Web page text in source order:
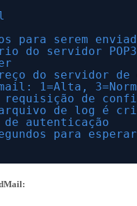
serem
do servidor POP3
do servidor
1=Alta,
de
de log é
autenticação
para